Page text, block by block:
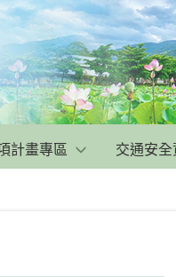
計畫專區 交通安全